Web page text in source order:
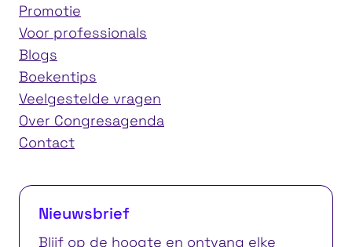
Promotie
Voor professionals
Blogs
Boekentips
Veelgestelde vragen
Over Congresagenda
Contact
Nieuwsbrief
Blijf op de hoogte en ontvang elke